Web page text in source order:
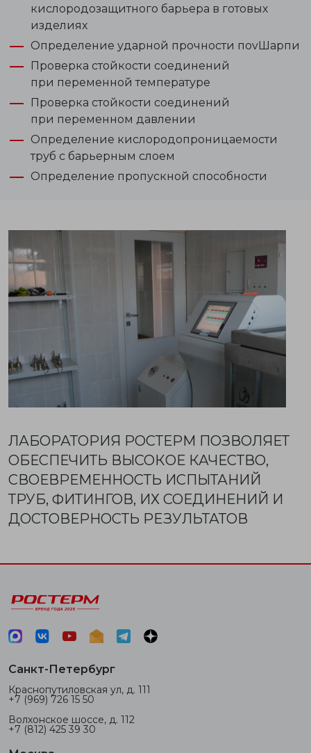
кислородозащитного барьера в готовых
изделиях
Определение ударной прочности поvШарпи
Проверка стойкости соединений
при переменной температуре
Проверка стойкости соединений
при переменном давлении
Определение кислородопроницаемости
труб с барьерным слоем
Определение пропускной способности
ЛАБОРАТОРИЯ РОСТЕРМ ПОЗВОЛЯЕТ
ОБЕСПЕЧИТЬ ВЫСОКОЕ КАЧЕСТВО,
СВОЕВРЕМЕННОСТЬ ИСПЫТАНИЙ
ТРУБ, ФИТИНГОВ, ИХ СОЕДИНЕНИЙ И
ДОСТОВЕРНОСТЬ РЕЗУЛЬТАТОВ
Санкт-Петербург
Краснопутиловская ул, д. 111
+7 (969) 726 15 50
Волхонское шоссе, д. 112
+7 (812) 425 39 30